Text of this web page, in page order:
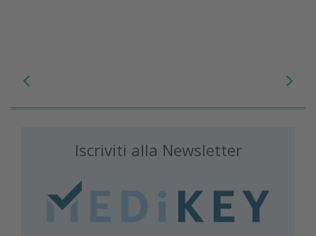
Iscriviti alla Newsletter